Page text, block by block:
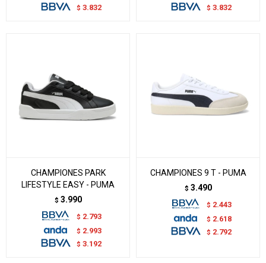
$ 3.832 $ 3.832
CHAMPIONES PARK
LIFESTYLE EASY - PUMA
$ 3.990
$ 2.793
$ 2.993
$ 3.192
CHAMPIONES 9 T - PUMA
$ 3.490
$ 2.443
$ 2.618
$ 2.792